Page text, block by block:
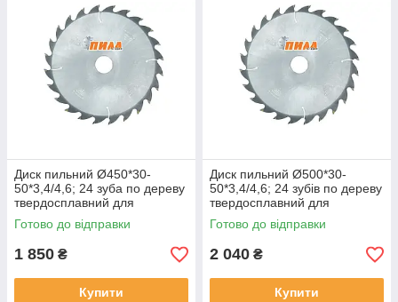
Диск пильний Ø450*30-
50*3,4/4,6; 24 зуба по дереву
твердосплавний для
поздовжнього розпилювання
Готово до відправки
1 850 ₴
Купити
Диск пильний Ø500*30-
50*3,4/4,6; 24 зубів по дереву
твердосплавний для
поздовжнього розпилу
Готово до відправки
2 040 ₴
Купити